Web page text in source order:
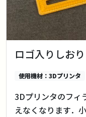
ロゴ入りしおり
使用機材：3Dプリンタ
3Dプリンタのフィ
えなくなります．